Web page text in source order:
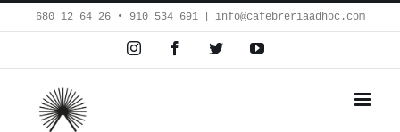
Saltar
al
contenido
680 12 64 26‬ • 910 534 691 info@cafebreriaadhoc.com
InstagramFacebookTwitterYouTube